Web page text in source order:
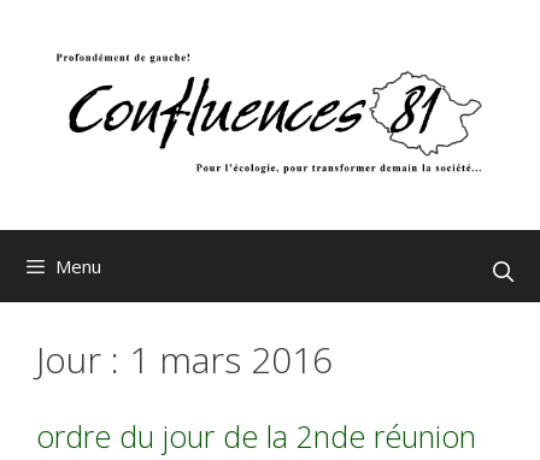
Menu
Jour : 1 mars 2016
ordre du jour de la 2nde réunion